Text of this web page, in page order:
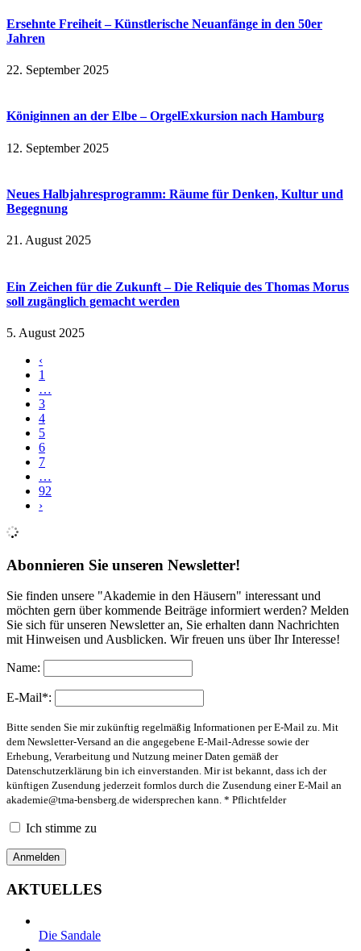
Ersehnte Freiheit – Künstlerische Neuanfänge in den 50er
Jahren
22. September 2025
Königinnen an der Elbe – OrgelExkursion nach Hamburg
12. September 2025
Neues Halbjahresprogramm: Räume für Denken, Kultur und
Begegnung
21. August 2025
Ein Zeichen für die Zukunft – Die Reliquie des Thomas Morus
soll zugänglich gemacht werden
5. August 2025
‹
1
…
3
4
5
6
7
…
92
›
Abonnieren Sie unseren Newsletter!
Sie finden unsere "Akademie in den Häusern" interessant und
möchten gern über kommende Beiträge informiert werden? Melden
Sie sich für unseren Newsletter an, Sie erhalten dann Nachrichten
mit Hinweisen und Ausblicken. Wir freuen uns über Ihr Interesse!
Name:
E-Mail*:
Bitte senden Sie mir zukünftig regelmäßig Informationen per E-Mail zu. Mit
dem Newsletter-Versand an die angegebene E-Mail-Adresse sowie der
Erhebung, Verarbeitung und Nutzung meiner Daten gemäß der
Datenschutzerklärung bin ich einverstanden. Mir ist bekannt, dass ich der
künftigen Zusendung jederzeit formlos durch die Zusendung einer E-Mail an
akademie@tma-bensberg.de widersprechen kann. * Pflichtfelder
Ich stimme zu
AKTUELLES
Die Sandale